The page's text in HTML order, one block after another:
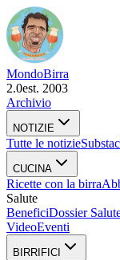
MondoBirra
2.0est. 2003
Archivio
NOTIZIE
Tutte le notizie
CUCINA
Ricette con la birra
Salute
BeneficiDossier
VideoEventi
BIRRIFICI